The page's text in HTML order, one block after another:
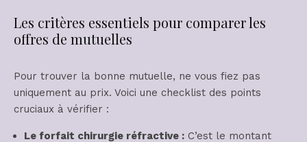
Les critères essentiels pour comparer les
offres de mutuelles
Pour trouver la bonne mutuelle, ne vous fiez pas
uniquement au prix. Voici une checklist des points
cruciaux à vérifier :
Le forfait chirurgie réfractive : C’est le montant